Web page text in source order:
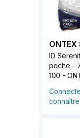
ONTEX
ID
poche -
100 -